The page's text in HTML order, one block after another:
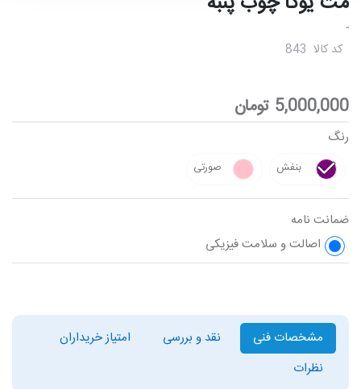
-
کد کالا 843
5,000,000 تومان
رنگ
بنفش صورتی
ضمانت نامه
اصالت و سلامت فیزیکی
مشخصات فنی نقد و بررسی
امتیاز خریداران
نظرات